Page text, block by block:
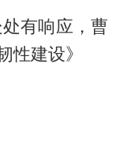
有响应，曹
性建设》